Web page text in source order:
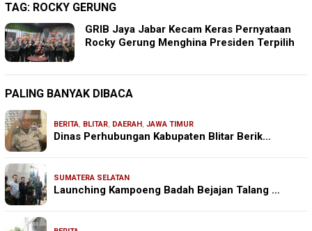
TAG: ROCKY GERUNG
GRIB Jaya Jabar Kecam Keras Pernyataan
Rocky Gerung Menghina Presiden Terpilih
PALING BANYAK DIBACA
BERITA, BLITAR, DAERAH , JAWA TIMUR
Dinas Perhubungan Kabupaten Blitar Berik…
SUMATERA SELATAN
Launching Kampoeng Badah Bejajan Talang …